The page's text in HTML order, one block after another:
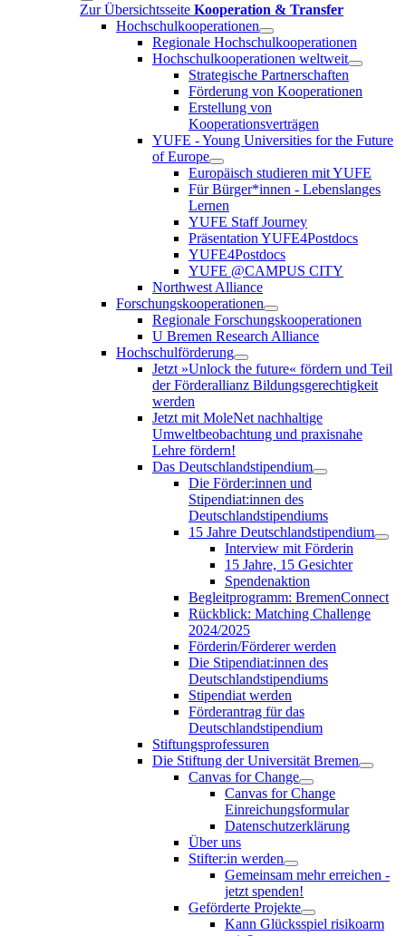
Zur Übersichtsseite Kooperation & Transfer
Hochschulkooperationen
Regionale Hochschulkooperationen
Hochschulkooperationen weltweit
Strategische Partnerschaften
Förderung von Kooperationen
Erstellung von
Kooperationsverträgen
YUFE - Young Universities for the Future
of Europe
Europäisch studieren mit YUFE
Für Bürger*innen - Lebenslanges
Lernen
YUFE Staff Journey
Präsentation YUFE4Postdocs
YUFE4Postdocs
YUFE @CAMPUS CITY
Northwest Alliance
Forschungskooperationen
Regionale Forschungskooperationen
U Bremen Research Alliance
Hochschulförderung
Jetzt »Unlock the future« fördern und Teil
der Förderallianz Bildungsgerechtigkeit
werden
Jetzt mit MoleNet nachhaltige
Umweltbeobachtung und praxisnahe
Lehre fördern!
Das Deutschlandstipendium
Die Förder:innen und
Stipendiat:innen des
Deutschlandstipendiums
15 Jahre Deutschlandstipendium
Interview mit Förderin
15 Jahre, 15 Gesichter
Spendenaktion
Begleitprogramm: BremenConnect
Rückblick: Matching Challenge
2024/2025
Förderin/Förderer werden
Die Stipendiat:innen des
Deutschlandstipendiums
Stipendiat werden
Förderantrag für das
Deutschlandstipendium
Stiftungsprofessuren
Die Stiftung der Universität Bremen
Canvas for Change
Canvas for Change
Einreichungsformular
Datenschutzerklärung
Über uns
Stifter:in werden
Gemeinsam mehr erreichen -
jetzt spenden!
Geförderte Projekte
Kann Glücksspiel risikoarm